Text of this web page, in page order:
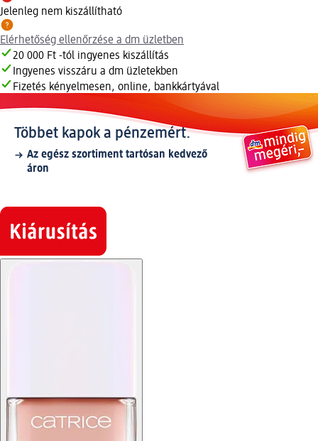
Jelenleg nem kiszállítható
Elérhetőség ellenőrzése a dm üzletben
20 000 Ft -tól ingyenes kiszállítás
Ingyenes visszáru a dm üzletekben
Fizetés kényelmesen, online, bankkártyával
Többet kapok a pénzemért.
Az egész szortiment tartósan kedvező
áron